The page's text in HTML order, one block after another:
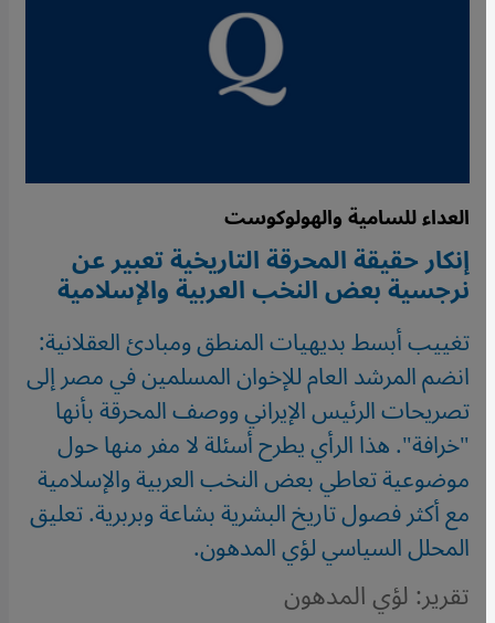
العداء للسامية والهولوكوست
إنكار حقيقة المحرقة التاريخية تعبير عن
نرجسية بعض النخب العربية والإسلامية
تغييب أبسط بديهيات المنطق ومبادئ العقلانية:
انضم المرشد العام للإخوان المسلمين في مصر إلى
تصريحات الرئيس الإيراني ووصف المحرقة بأنها
"خرافة". هذا الرأي يطرح أسئلة لا مفر منها حول
موضوعية تعاطي بعض النخب العربية والإسلامية
مع أكثر فصول تاريخ البشرية بشاعة وبربرية. تعليق
المحلل السياسي لؤي المدهون.
تقرير: لؤي المدهون